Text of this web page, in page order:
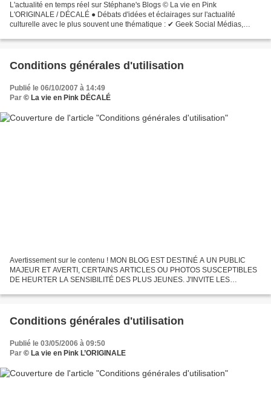
L'actualité en temps réel sur Stéphane's Blogs © La vie en Pink
L'ORIGINALE / DÉCALÉ ● Débats d'idées et éclairages sur l'actualité
culturelle avec le plus souvent une thématique : ✔ Geek Social Médias,
Conditions générales d'utilisation
Publié le 06/10/2007 à 14:49
Par © La vie en Pink DÉCALÉ
Avertissement sur le contenu ! MON BLOG EST DESTINÉ A UN PUBLIC
MAJEUR ET AVERTI, CERTAINS ARTICLES OU PHOTOS SUSCEPTIBLES
DE HEURTER LA SENSIBILITÉ DES PLUS JEUNES. J'INVITE LES
OU BLOGS DE SKYROCK....
Conditions générales d'utilisation
Publié le 03/05/2006 à 09:50
Par © La vie en Pink L’ORIGINALE